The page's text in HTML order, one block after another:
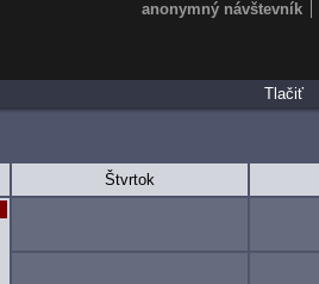
Štvrtok
Tlačiť
anonymný návštevník